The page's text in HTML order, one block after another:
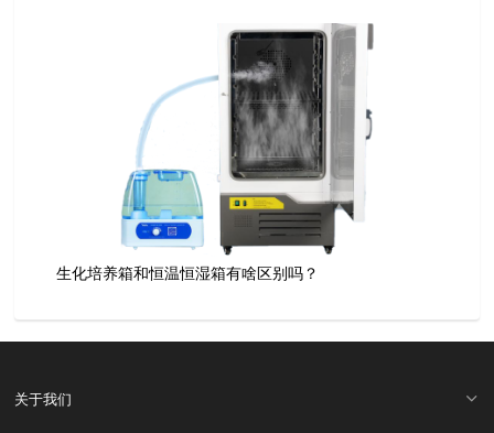
生化培养箱和恒温恒湿箱有啥区别吗？
关于我们